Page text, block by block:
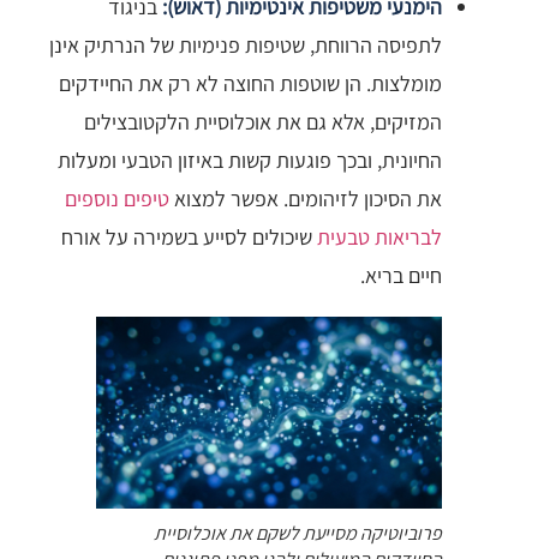
הימנעי משטיפות אינטימיות (דאוש): בניגוד
לתפיסה הרווחת, שטיפות פנימיות של הנרתיק אינן
מומלצות. הן שוטפות החוצה לא רק את החיידקים
המזיקים, אלא גם את אוכלוסיית הלקטובצילים
החיונית, ובכך פוגעות קשות באיזון הטבעי ומעלות
את הסיכון לזיהומים. אפשר למצוא טיפים נוספים
לבריאות טבעית שיכולים לסייע בשמירה על אורח
חיים בריא.
פרוביוטיקה מסייעת לשקם את אוכלוסיית